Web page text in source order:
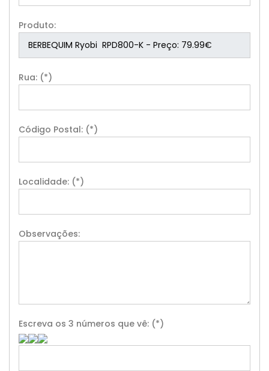
Produto:
Rua: (*)
Código Postal: (*)
Localidade: (*)
Observações:
Escreva os 3 números que vê: (*)